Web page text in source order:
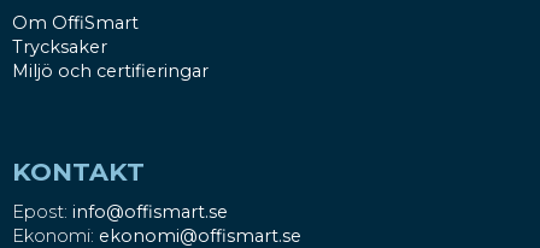
Om OffiSmart
Trycksaker
Miljö och certifieringar
KONTAKT
Epost: info@offismart.se
Ekonomi: ekonomi@offismart.se